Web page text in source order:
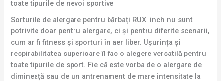
toate tipurile de nevoi sportive
Sorturile de alergare pentru bărbați RUXI inch nu sunt
potrivite doar pentru alergare, ci și pentru diferite scenarii,
cum ar fi fitness și sporturi în aer liber. Ușurința și
respirabilitatea superioare îl fac o alegere versatilă pentru
toate tipurile de sport. Fie că este vorba de o alergare de
dimineață sau de un antrenament de mare intensitate la